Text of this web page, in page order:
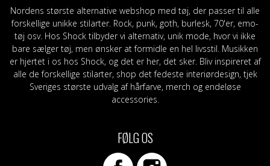
Nordens største alternative webshop med tøj, der passer til alle
forskellige unikke stilarter. Rock, punk, goth, burlesk, 70'er, emo-
tøj osv. Hos Shock tilbyder vi alternativ, unik mode, hvor vi ikke
bare sælger tøj, men ønsker at formidle en hel livsstil. Musikken
er hjertet i os hos Shock, og det er her, det sker. Bliv inspireret af
alle de forskellige stilarter, shop det fedeste interiørdesign, tjek
Sveriges største udvalg af hårfarve, merch og endeløse
accessories.
FØLG OS